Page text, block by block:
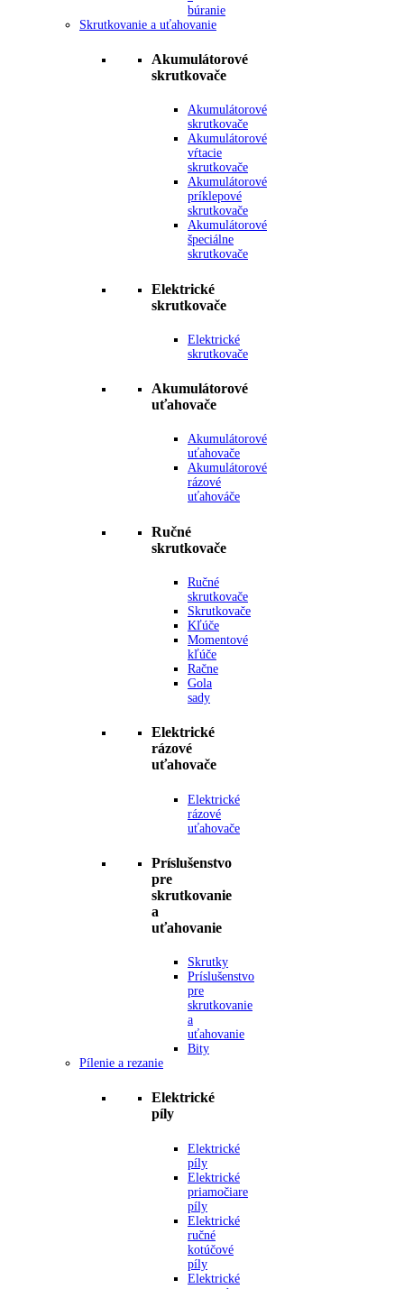
búranie
Skrutkovanie a uťahovanie
Akumulátorové
skrutkovače
Akumulátorové
skrutkovače
Akumulátorové
vŕtacie
skrutkovače
Akumulátorové
príklepové
skrutkovače
Akumulátorové
špeciálne
skrutkovače
Elektrické
skrutkovače
Elektrické
skrutkovače
Akumulátorové
uťahovače
Akumulátorové
uťahovače
Akumulátorové
rázové
uťahováče
Ručné
skrutkovače
Ručné
skrutkovače
Skrutkovače
Kľúče
Momentové
kľúče
Račne
Gola
sady
Elektrické
rázové
uťahovače
Elektrické
rázové
uťahovače
Príslušenstvo
pre
skrutkovanie
a
uťahovanie
Skrutky
Príslušenstvo
pre
skrutkovanie
a
uťahovanie
Bity
Pílenie a rezanie
Elektrické
píly
Elektrické
píly
Elektrické
priamočiare
píly
Elektrické
ručné
kotúčové
píly
Elektrické